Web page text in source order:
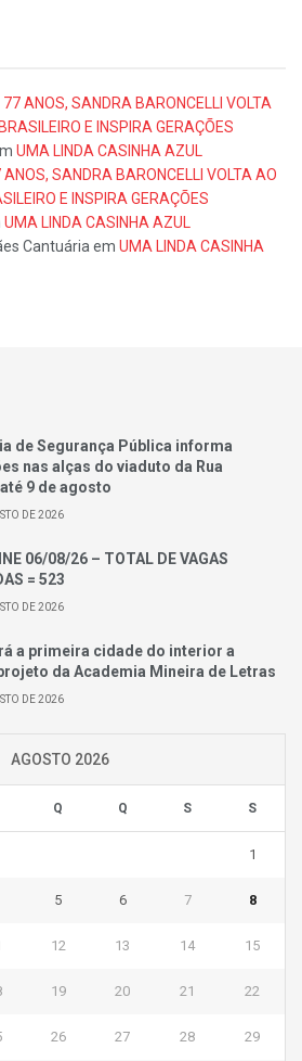
ANOS, SANDRA BARONCELLI VOLTA
E INSPIRA GERAÇÕES
UMA LINDA CASINHA AZUL
SANDRA BARONCELLI VOLTA AO
E INSPIRA GERAÇÕES
UMA LINDA CASINHA AZUL
Cantuária em UMA LINDA CASINHA
de Segurança Pública informa
nas alças do viaduto da Rua
9 de agosto
DE 2026
06/08/26 – TOTAL DE VAGAS
= 523
DE 2026
a primeira cidade do interior a
da Academia Mineira de Letras
DE 2026
AGOSTO 2026
Q Q S S
1
5 6 7 8
12 13 14 15
19 20 21 22
26 27 28 29